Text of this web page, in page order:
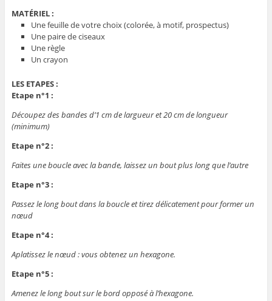
MATÉRIEL :
Une feuille de votre choix (colorée, à motif, prospectus)
Une paire de ciseaux
Une règle
Un crayon
LES ETAPES :
Etape n°1 :
Découpez des bandes d’1 cm de largueur et 20 cm de longueur
(minimum)
Etape n°2 :
Faites une boucle avec la bande, laissez un bout plus long que l’autre
Etape n°3 :
Passez le long bout dans la boucle et tirez délicatement pour former un
nœud
Etape n°4 :
Aplatissez le nœud : vous obtenez un hexagone.
Etape n°5 :
Amenez le long bout sur le bord opposé à l’hexagone.